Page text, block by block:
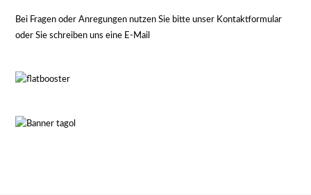
Bei Fragen oder Anregungen nutzen Sie bitte unser Kontaktformular
oder Sie schreiben uns eine E-Mail